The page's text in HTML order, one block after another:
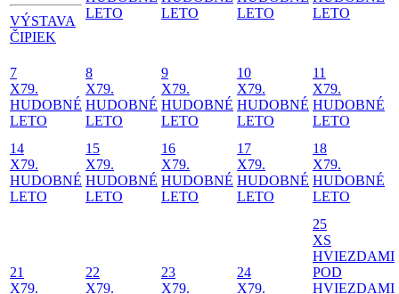
VÝSTAVA
ČIPIEK
LETO
LETO
LETO
LETO
7
X79.
HUDOBNÉ
LETO
8
X79.
HUDOBNÉ
LETO
9
X79.
HUDOBNÉ
LETO
10
X79.
HUDOBNÉ
LETO
11
X79.
HUDOBNÉ
LETO
14
X79.
HUDOBNÉ
LETO
15
X79.
HUDOBNÉ
LETO
16
X79.
HUDOBNÉ
LETO
17
X79.
HUDOBNÉ
LETO
18
X79.
HUDOBNÉ
LETO
21
X79.
22
X79.
23
X79.
24
X79.
25
XS
HVIEZDAMI
POD
HVIEZDAMI